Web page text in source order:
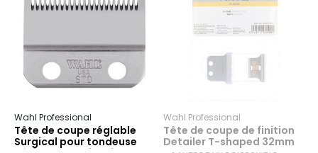
Wahl Professional
Tête de coupe réglable
Surgical pour tondeuse
Wahl Professional
Tête de coupe de finition
Detailer T-shaped 32mm